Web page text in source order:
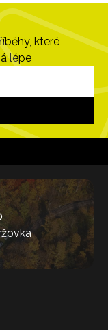
které
lépe